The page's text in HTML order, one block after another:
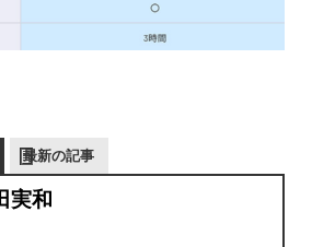
最新の記事
実和